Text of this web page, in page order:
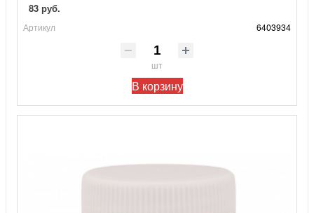
83 руб.
Артикул 6403934
шт
В корзину